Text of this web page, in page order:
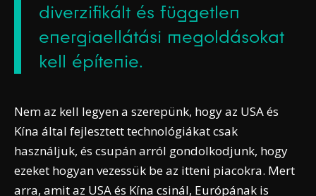
diverzifikált és független
energiaellátási megoldásokat
kell építenie.
Nem az kell legyen a szerepünk, hogy az USA és
Kína által fejlesztett technológiákat csak
használjuk, és csupán arról gondolkodjunk, hogy
ezeket hogyan vezessük be az itteni piacokra. Mert
arra, amit az USA és Kína csinál, Európának is